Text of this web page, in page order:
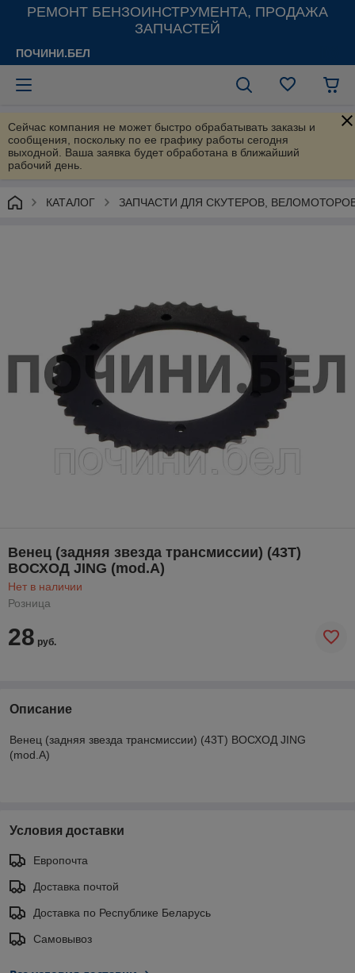
РЕМОНТ БЕНЗОИНСТРУМЕНТА, ПРОДАЖА
ЗАПЧАСТЕЙ
ПОЧИНИ.БЕЛ
Сейчас компания не может быстро обрабатывать заказы и
сообщения, поскольку по ее графику работы сегодня
выходной. Ваша заявка будет обработана в ближайший
рабочий день.
КАТАЛОГ ЗАПЧАСТИ ДЛЯ СКУТЕРОВ,
Венец (задняя звезда трансмиссии) (43Т)
ВОСХОД JING (mod.A)
Нет в наличии
Розница
28 руб.
Описание
Венец (задняя звезда трансмиссии) (43Т) ВОСХОД JING
(mod.A)
Условия доставки
Европочта
Доставка почтой
Доставка по Республике Беларусь
Самовывоз